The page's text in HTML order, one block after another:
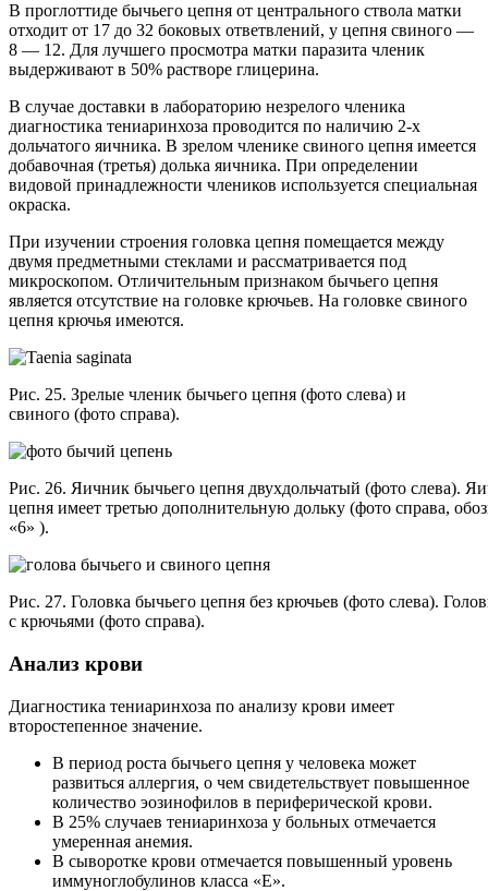
В проглоттиде бычьего цепня от центрального ствола матки
отходит от 17 до 32 боковых ответвлений, у цепня свиного —
8 — 12. Для лучшего просмотра матки паразита членик
выдерживают в 50% растворе глицерина.
В случае доставки в лабораторию незрелого членика
диагностика тениаринхоза проводится по наличию 2-х
дольчатого яичника. В зрелом членике свиного цепня имеется
добавочная (третья) долька яичника. При определении
видовой принадлежности члеников используется специальная
окраска.
При изучении строения головка цепня помещается между
двумя предметными стеклами и рассматривается под
микроскопом. Отличительным признаком бычьего цепня
является отсутствие на головке крючьев. На головке свиного
цепня крючья имеются.
Рис. 25. Зрелые членик бычьего цепня (фото слева) и
свиного (фото справа).
Рис. 26. Яичник бычьего цепня двухдольчатый (фото слева).
цепня имеет третью дополнительную дольку (фото справа,
«6» ).
Рис. 27. Головка бычьего цепня без крючьев (фото слева).
с крючьями (фото справа).
Анализ крови
Диагностика тениаринхоза по анализу крови имеет
второстепенное значение.
В период роста бычьего цепня у человека может
развиться аллергия, о чем свидетельствует повышенное
количество эозинофилов в периферической крови.
В 25% случаев тениаринхоза у больных отмечается
умеренная анемия.
В сыворотке крови отмечается повышенный уровень
иммуноглобулинов класса «Е».